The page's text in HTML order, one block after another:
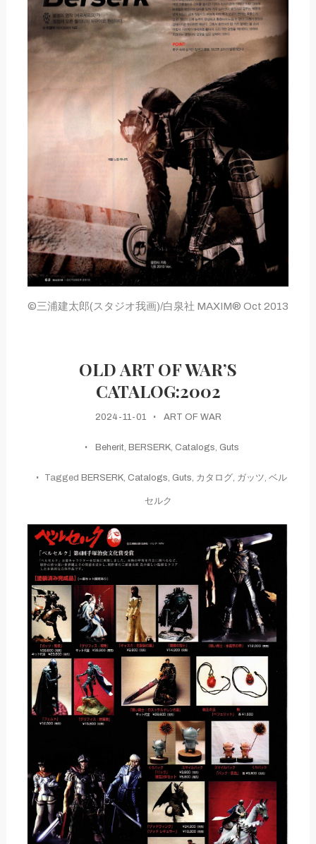
©三浦建太郎(スタジオ我画)/白泉社 MAXIM® Oct 2013
OLD ART OF WAR’S
CATALOG:2002
2024-11-01 ART OF WAR
Beherit, BERSERK, Catalogs, Guts
Tagged BERSERK, Catalogs, Guts, カタログ, ガッツ, ベル
セルク